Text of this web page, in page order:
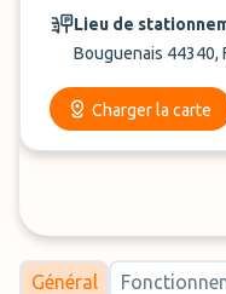
Lieu de
Bouguenais 44340,
Charger la carte
Général